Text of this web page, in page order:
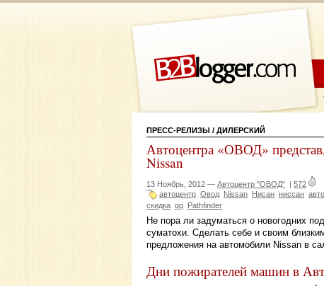
ПРЕСС-РЕЛИЗЫ / ДИЛЕРСКИЙ
Автоцентра «ОВОД»
Nissan
13 Ноябрь, 2012 — Автоцентр "ОВОД" | 572
автоцентр Овод Nissan Нисан ниссан
скидка qq Pathfinder
Не пора ли задуматься о новогодних
суматохи. Сделать себе и своим
предложения на автомобили Nissan в
Дни пожирателей машин в